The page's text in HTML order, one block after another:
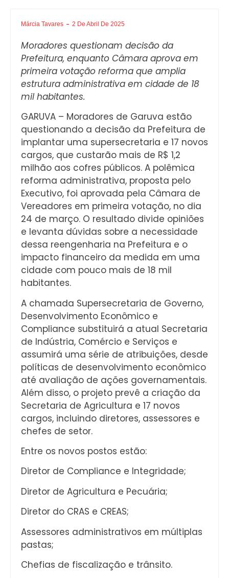
Márcia Tavares 2 De Abril De 2025
Moradores questionam decisão da
Prefeitura, enquanto Câmara aprova em
primeira votação reforma que amplia
estrutura administrativa em cidade de 18
mil habitantes.
GARUVA – Moradores de Garuva estão
questionando a decisão da Prefeitura de
implantar uma supersecretaria e 17 novos
cargos, que custarão mais de R$ 1,2
milhão aos cofres públicos. A polêmica
reforma administrativa, proposta pelo
Executivo, foi aprovada pela Câmara de
Vereadores em primeira votação, no dia
24 de março. O resultado divide opiniões
e levanta dúvidas sobre a necessidade
dessa reengenharia na Prefeitura e o
impacto financeiro da medida em uma
cidade com pouco mais de 18 mil
habitantes.
A chamada Supersecretaria de Governo,
Desenvolvimento Econômico e
Compliance substituirá a atual Secretaria
de Indústria, Comércio e Serviços e
assumirá uma série de atribuições, desde
políticas de desenvolvimento econômico
até avaliação de ações governamentais.
Além disso, o projeto prevê a criação da
Secretaria de Agricultura e 17 novos
cargos, incluindo diretores, assessores e
chefes de setor.
Entre os novos postos estão:
Diretor de Compliance e Integridade;
Diretor de Agricultura e Pecuária;
Diretor do CRAS e CREAS;
Assessores administrativos em múltiplas
pastas;
Chefias de fiscalização e trânsito.